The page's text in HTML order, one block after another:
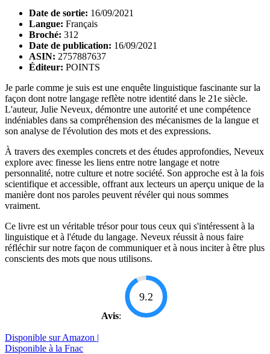
Date de sortie: 16/09/2021
Langue: Français
Broché: 312
Date de publication: 16/09/2021
ASIN: 2757887637
Éditeur: POINTS
Je parle comme je suis est une enquête linguistique fascinante sur la
façon dont notre langage reflète notre identité dans le 21e siècle.
L'auteur, Julie Neveux, démontre une autorité et une compétence
indéniables dans sa compréhension des mécanismes de la langue et
son analyse de l'évolution des mots et des expressions.
À travers des exemples concrets et des études approfondies, Neveux
explore avec finesse les liens entre notre langage et notre
personnalité, notre culture et notre société. Son approche est à la fois
scientifique et accessible, offrant aux lecteurs un aperçu unique de la
manière dont nos paroles peuvent révéler qui nous sommes
vraiment.
Ce livre est un véritable trésor pour tous ceux qui s'intéressent à la
linguistique et à l'étude du langage. Neveux réussit à nous faire
réfléchir sur notre façon de communiquer et à nous inciter à être plus
conscients des mots que nous utilisons.
Avis:
9.2
Disponible sur Amazon |
Disponible à la Fnac